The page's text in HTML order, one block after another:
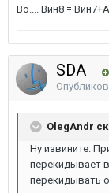
Во.... Вин8 =
SDA
OlegAndr
Ну извините.
перекидывает
перекидывать